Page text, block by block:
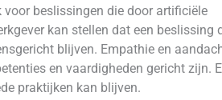
beslissingen die door artificiële
kan stellen dat een beslissing
blijven. Empathie en
en vaardigheden gericht zijn.
praktijken kan blijven.